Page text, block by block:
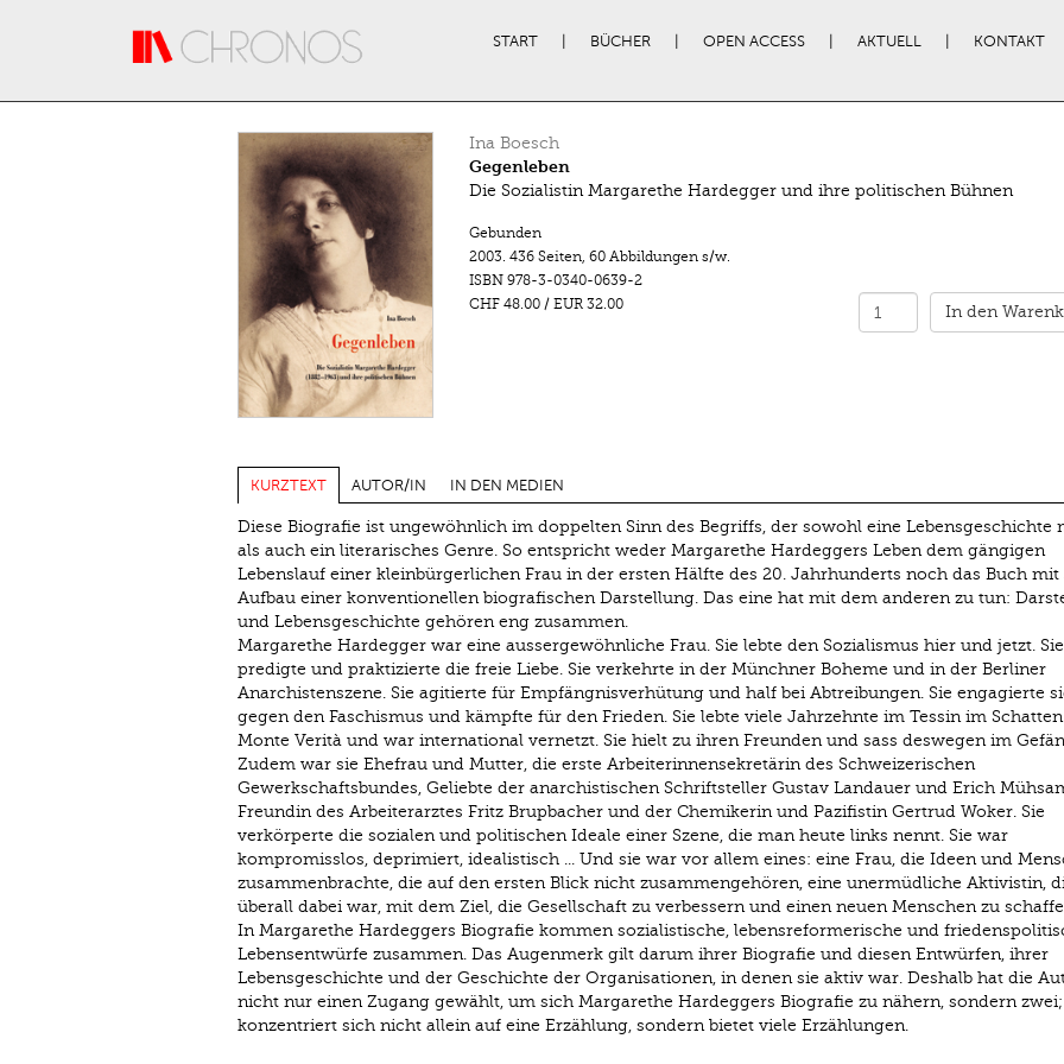
START BÜCHER OPEN ACCESS AKTUELL KONTAKT
Ina Boesch
Gegenleben
Die Sozialistin Margarethe Hardegger und ihre politischen Bühnen
Gebunden
2003. 436 Seiten, 60 Abbildungen s/w.
ISBN 978-3-0340-0639-2
CHF 48.00/ EUR 32.00 In den
KURZTEXT AUTOR/IN IN DEN MEDIEN
Diese Biografie ist ungewöhnlich im doppelten Sinn des Begriffs, der sowohl eine Lebensgeschichte
als auch ein literarisches Genre. So entspricht weder Margarethe Hardeggers Leben dem gängigen
Lebenslauf einer kleinbürgerlichen Frau in der ersten Hälfte des 20. Jahrhunderts noch das Buch mit
Aufbau einer konventionellen biografischen Darstellung. Das eine hat mit dem anderen zu tun:
und Lebensgeschichte gehören eng zusammen.
Margarethe Hardegger war eine aussergewöhnliche Frau. Sie lebte den Sozialismus hier und jetzt. Sie
predigte und praktizierte die freie Liebe. Sie verkehrte in der Münchner Boheme und in der Berliner
Anarchistenszene. Sie agitierte für Empfängnisverhütung und half bei Abtreibungen. Sie engagierte
gegen den Faschismus und kämpfte für den Frieden. Sie lebte viele Jahrzehnte im Tessin im Schatten
Monte Verità und war international vernetzt. Sie hielt zu ihren Freunden und sass deswegen im
Zudem war sie Ehefrau und Mutter, die erste Arbeiterinnensekretärin des Schweizerischen
Gewerkschaftsbundes, Geliebte der anarchistischen Schriftsteller Gustav Landauer und Erich
Freundin des Arbeiterarztes Fritz Brupbacher und der Chemikerin und Pazifistin Gertrud Woker. Sie
verkörperte die sozialen und politischen Ideale einer Szene, die man heute links nennt. Sie war
kompromisslos, deprimiert, idealistisch ... Und sie war vor allem eines: eine Frau, die Ideen und
zusammenbrachte, die auf den ersten Blick nicht zusammengehören, eine unermüdliche Aktivistin,
überall dabei war, mit dem Ziel, die Gesellschaft zu verbessern und einen neuen Menschen zu
In Margarethe Hardeggers Biografie kommen sozialistische, lebensreformerische und
Lebensentwürfe zusammen. Das Augenmerk gilt darum ihrer Biografie und diesen Entwürfen, ihrer
Lebensgeschichte und der Geschichte der Organisationen, in denen sie aktiv war. Deshalb hat die
nicht nur einen Zugang gewählt, um sich Margarethe Hardeggers Biografie zu nähern, sondern zwei;
konzentriert sich nicht allein auf eine Erzählung, sondern bietet viele Erzählungen.